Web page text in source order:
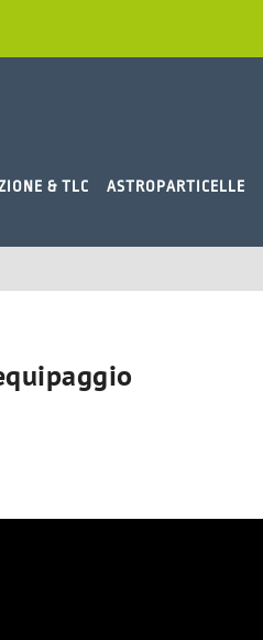
& TLC ASTROPARTICELLE